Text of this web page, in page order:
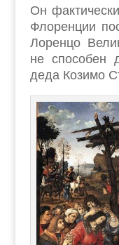
Он
Флоренции
Лоренцо
не способен
деда Козимо